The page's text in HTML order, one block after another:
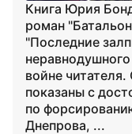
Книга Юрия
роман
"Последние
войне
показаны с
по
Днепрова, ...